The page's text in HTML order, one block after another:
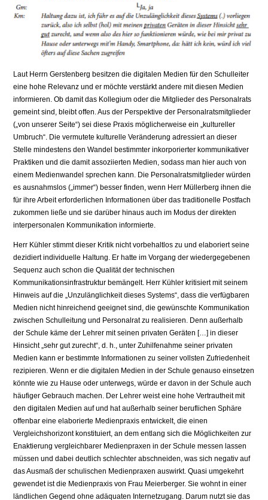
Laut Herrn Gerstenberg besitzen die digitalen Medien für den Schulleiter
eine hohe Relevanz und er möchte verstärkt andere mit diesen Medien
informieren. Ob damit das Kollegium oder die Mitglieder des Personalrats
gemeint sind, bleibt offen. Aus der Perspektive der Personalratsmitglieder
(„von unserer Seite“) sei diese Praxis möglicherweise ein „kultureller
Umbruch“. Die vermutete kulturelle Veränderung adressiert an dieser
Stelle mindestens den Wandel bestimmter inkorporierter kommunikativer
Praktiken und die damit assoziierten Medien, sodass man hier auch von
einem Medienwandel sprechen kann. Die Personalratsmitglieder würden
es ausnahmslos („immer“) besser finden, wenn Herr Müllerberg ihnen die
für ihre Arbeit erforderlichen Informationen über das traditionelle Postfach
zukommen ließe und sie darüber hinaus auch im Modus der direkten
interpersonalen Kommunikation informierte.
Herr Kühler stimmt dieser Kritik nicht vorbehaltlos zu und elaboriert seine
dezidiert individuelle Haltung. Er hatte im Vorgang der wiedergegebenen
Sequenz auch schon die Qualität der technischen
Kommunikationsinfrastruktur bemängelt. Herr Kühler kritisiert mit seinem
Hinweis auf die „Unzulänglichkeit dieses Systems“, dass die verfügbaren
Medien nicht hinreichend geeignet sind, die gewünschte Kommunikation
zwischen Schulleitung und Personalrat zu realisieren. Denn außerhalb
der Schule käme der Lehrer mit seinen privaten Geräten […] in dieser
Hinsicht „sehr gut zurecht“, d. h., unter Zuhilfenahme seiner privaten
Medien kann er bestimmte Informationen zu seiner vollsten Zufriedenheit
rezipieren. Wenn er die digitalen Medien in der Schule genauso einsetzen
könnte wie zu Hause oder unterwegs, würde er davon in der Schule auch
häufiger Gebrauch machen. Der Lehrer weist eine hohe Vertrautheit mit
den digitalen Medien auf und hat außerhalb seiner beruflichen Sphäre
offenbar eine elaborierte Medienpraxis entwickelt, die einen
Vergleichshorizont konstituiert, an dem entlang sich die Möglichkeiten zur
Enaktierung vergleichbarer Medienpraxen in der Schule messen lassen
müssen und dabei deutlich schlechter abschneiden, was sich negativ auf
das Ausmaß der schulischen Medienpraxen auswirkt. Quasi umgekehrt
gewendet ist die Medienpraxis von Frau Meierberger. Sie wohnt in einer
ländlichen Gegend ohne adäquaten Internetzugang. Darum nutzt sie das